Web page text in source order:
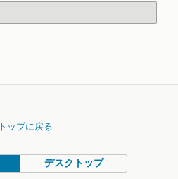
トップに戻る
デスクトップ